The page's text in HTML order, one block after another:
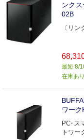
ンク
02B
〔リ
最短 8/
在庫あり
ワー
PC･ス
トワー